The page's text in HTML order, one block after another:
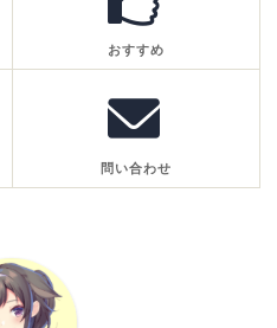
おすすめ
問い合わせ